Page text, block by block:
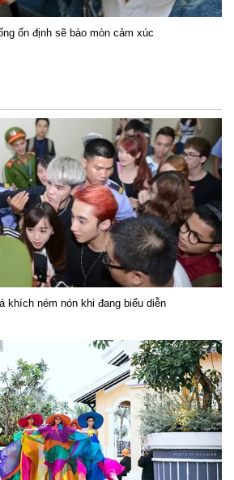
ổn định sẽ bào mòn cảm xúc
khích ném nón khi đang biểu diễn